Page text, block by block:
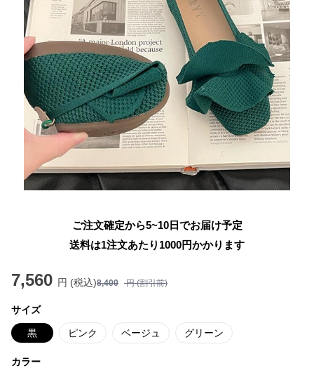
ご注文確定から5~10日でお届け予定
送料は1注文あたり 1000円かかります
7,560 円 (税込)8,400 円 (割引前)
サイズ
黒 ピンク ベージュ グリーン
カラー